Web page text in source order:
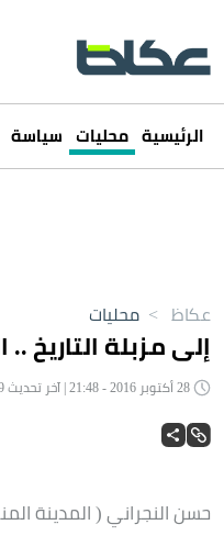
الرئيسية محليات سياسة
عكاظ > محليات
إلى مزبلة التاريخ
حسن النجراني ( المدينة